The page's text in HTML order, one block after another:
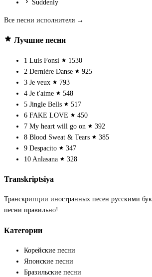
Suddenly
Все песни исполнителя →
Лучшие песни
1 Luis Fonsi
1530
2 Dernière Danse
925
3 Je veux
793
4 Je t'aime
548
5 Jingle Bells
517
6 FAKE LOVE
450
7 My heart will go on
392
8 Blood Sweat & Tears
385
9 Despacito
347
10 Anlasana 328
Transkriptsiya
Транскрипции иностранных песен русскими
песни правильно!
Категории
Корейские песни
Японские песни
Бразильские песни